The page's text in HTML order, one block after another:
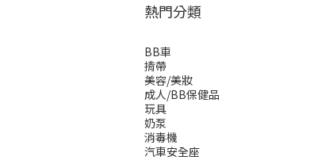
熱門分類
BB車
揹帶
美容/美妝
成人/BB保健品
玩具
奶泵
消毒機
汽車安全座